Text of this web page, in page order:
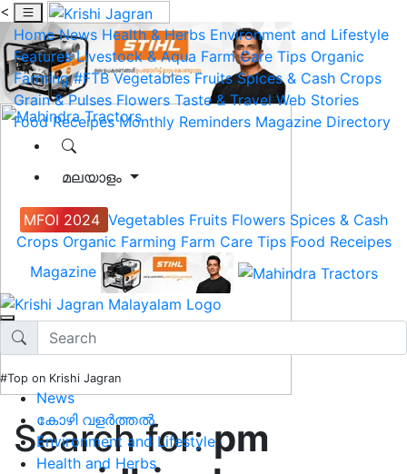
<
Home News Health & Herbs Environment and Lifestyle
Features Livestock & Aqua Farm Care Tips Organic
Farming #FTB Vegetables Fruits Spices & Cash Crops
Grain & Pulses Flowers Taste & Travel Web Stories
Food Receipes Monthly Reminders Magazine Directory
മലയാളം
MFOI 2024 Vegetables Fruits Flowers Spices & Cash
Crops Organic Farming Farm Care Tips Food Receipes
Magazine
#Top on Krishi Jagran
News
കോഴി വളർത്തൽ
Environment and Lifestyle
Health and Herbs
Search for:pm